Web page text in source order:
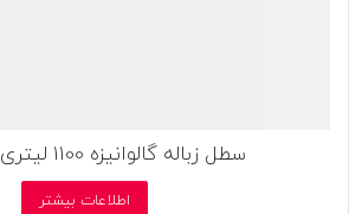
سطل زباله گالوانیزه 1100 لیتری قوس دار
اطلاعات بیشتر